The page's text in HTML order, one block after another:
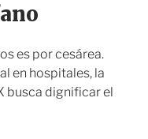
es por cesárea.
en hospitales, la
busca dignificar el